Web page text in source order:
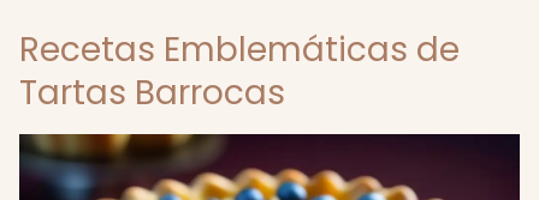
Recetas Emblemáticas de
Tartas Barrocas